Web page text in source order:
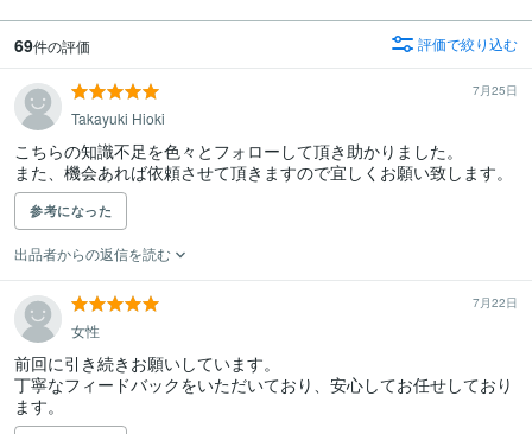
69件の評価 評価で絞り込む
7月25日
Takayuki Hioki
こちらの知識不足を色々とフォローして頂き助かりました。
また、機会あれば依頼させて頂きますので宜しくお願い致します。
参考になった
出品者からの返信を読む
7月22日
女性
前回に引き続きお願いしています。
丁寧なフィードバックをいただいており、安心してお任せしており
ます。